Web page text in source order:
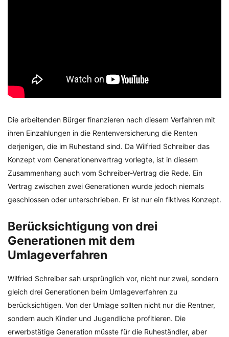
Die arbeitenden Bürger finanzieren nach diesem Verfahren mit
ihren Einzahlungen in die Rentenversicherung die Renten
derjenigen, die im Ruhestand sind. Da Wilfried Schreiber das
Konzept vom Generationenvertrag vorlegte, ist in diesem
Zusammenhang auch vom Schreiber-Vertrag die Rede. Ein
Vertrag zwischen zwei Generationen wurde jedoch niemals
geschlossen oder unterschrieben. Er ist nur ein fiktives Konzept.
Berücksichtigung von drei
Generationen mit dem
Umlageverfahren
Wilfried Schreiber sah ursprünglich vor, nicht nur zwei, sondern
gleich drei Generationen beim Umlageverfahren zu
berücksichtigen. Von der Umlage sollten nicht nur die Rentner,
sondern auch Kinder und Jugendliche profitieren. Die
erwerbstätige Generation müsste für die Ruheständler, aber